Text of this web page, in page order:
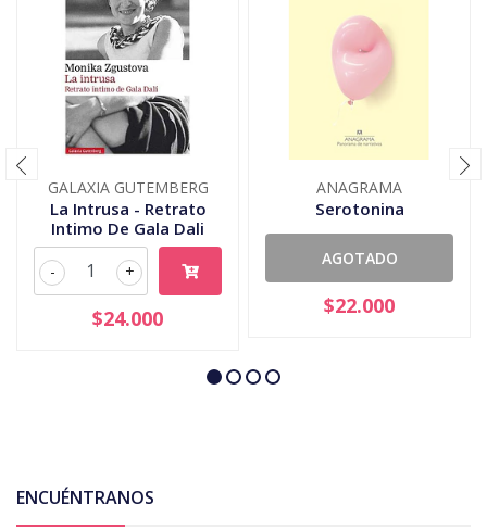
GALAXIA GUTEMBERG
La Intrusa - Retrato
Intimo De Gala Dali
+
-
$24.000
ANAGRAMA
Serotonina
AGOTADO
$22.000
ENCUÉNTRANOS